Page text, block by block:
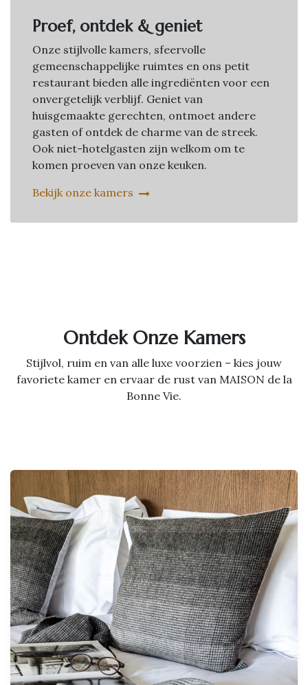
Proef, ontdek & geniet
Onze stijlvolle kamers, sfeervolle
gemeenschappelijke ruimtes en ons petit
restaurant bieden alle ingrediënten voor een
onvergetelijk verblijf. Geniet van
huisgemaakte gerechten, ontmoet andere
gasten of ontdek de charme van de streek.
Ook niet-hotelgasten zijn welkom om te
komen proeven van onze keuken.
Bekijk onze kamers
Ontdek Onze Kamers
Stijlvol, ruim en van alle luxe voorzien – kies jouw
favoriete kamer en ervaar de rust van MAISON de la
Bonne Vie.